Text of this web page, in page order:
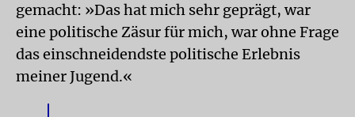
gemacht: »Das hat mich sehr geprägt, war
eine politische Zäsur für mich, war ohne Frage
das einschneidendste politische Erlebnis
meiner Jugend.«